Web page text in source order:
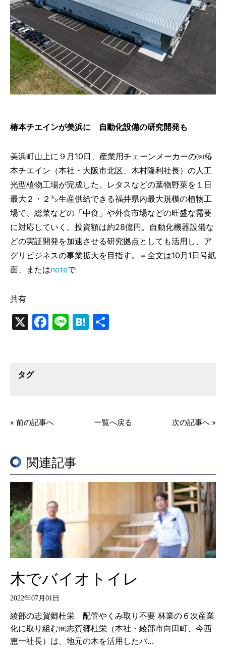
椿本チエインが美浜に 自動化設備の研究開発も
美浜町山上に９月10日、産業用チェーンメーカーの㈱椿
本チエイン（本社・大阪市北区、木村隆利社長）の人工
光型植物工場が完成した。レタスなどの葉物野菜を１日
最大２・２㌧生産供給できる福井県内最大規模の植物工
場で、総菜などの「中食」や外食市場などの旺盛な需要
に対応していく。投資額は約28億円。自動化機器設備な
どの実証開発を加速させる研究拠点としても活用し、ア
グリビジネスの事業拡大を目指す。＝全文は10月1日号紙
面、またはnoteで
共有
X Facebook
LineHatena
タグ
« 前の記事へ 一覧へ戻る 次の記事へ »
関連記事
木でバイオトイレ
2022年07月01日
綾部の志賀郷杜栄 配管やくみ取り不要 林業の６次産業
化に取り組む㈱志賀郷杜栄（本社・綾部市向田町、今西
恵一社長）は、地元の木を活用したバ…